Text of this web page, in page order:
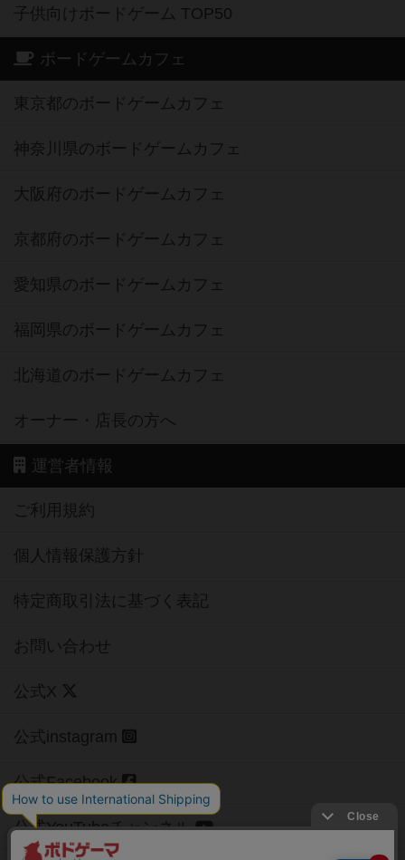
子供向けボードゲーム TOP50
ボードゲームカフェ
東京都のボードゲームカフェ
神奈川県のボードゲームカフェ
大阪府のボードゲームカフェ
京都府のボードゲームカフェ
愛知県のボードゲームカフェ
福岡県のボードゲームカフェ
北海道のボードゲームカフェ
オーナー・店長の方へ
運営者情報
ご利用規約
個人情報保護方針
特定商取引法に基づく表記
お問い合わせ
公式X
公式instagram
公式Facebook
公式YouTubeチャンネル